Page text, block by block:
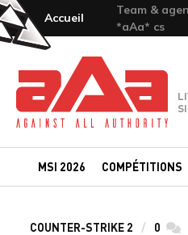
Accueil
Team &
*aAa* cs
Team-aAa - against All
MSI 2026 COMPÉTITIONS
COUNTER-STRIKE 2 0